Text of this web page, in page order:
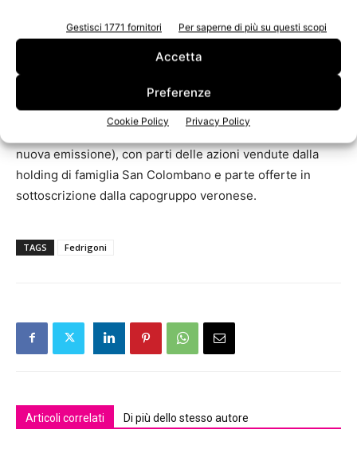
Gestisci 1771 fornitori Per saperne di più su questi scopi
Accetta
Preferenze
Cookie Policy Privacy Policy
finanziario) segue il via libera al progetto di listing deciso
dal presidente Alessandro Fedrigoni. Il collocamento sarà
strutturato come Opvs (acronimo per Offerta pubblica di
vendita e sottoscrizione: questa operazione è una
combinazione che da un lato vede offerti al pubblico titoli
nuova emissione), con parti delle azioni vendute dalla
holding di famiglia San Colombano e parte offerte in
sottoscrizione dalla capogruppo veronese.
TAGS Fedrigoni
Articoli correlati Di più dello stesso autore